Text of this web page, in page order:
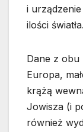
i
ilości światła.
Dane z obu
Europa,
krążą
Jowisza (i
również